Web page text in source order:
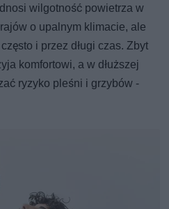
wilgotność powietrza w
o upalnym klimacie, ale
i przez długi czas. Zbyt
komfortowi, a w dłuższej
ryzyko pleśni i grzybów -